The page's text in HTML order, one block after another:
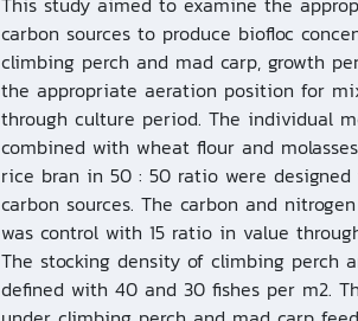
carbon sources to produce biofloc
climbing perch and mad carp, growth
the appropriate aeration position for
through culture period. The individual
combined with wheat flour and
rice bran in 50 : 50 ratio were
carbon sources. The carbon and
was control with 15 ratio in value
The stocking density of climbing perch
defined with 40 and 30 fishes per m2.